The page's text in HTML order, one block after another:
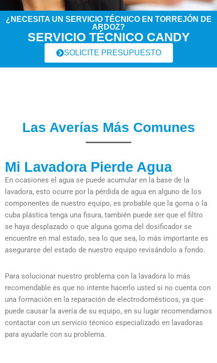
¿NECESITA UN SERVICIO TÉCNICO EN TORREJÓN DE
ARDOZ?
SERVICIO TÉCNICO CANDY
SOLICITE PRESUPUESTO
Las Averías Más Comunes
Mi Lavadora Pierde Agua
En ocasiones el agua se puede acumular en la base de la
lavadora, esto ocurre por la pérdida de agua en alguno de los
componentes de nuestro equipo, es probable que la goma o la
cuba plástica tenga una fisura, también puede ser que el filtro
se haya desplazado o que alguna goma del dosificador se
encuentre en mal estado, sea lo que sea, lo más importante es
asegurarse del estado de nuestro equipo revisándolo a fondo.
Para solucionar nuestro problema con la lavadora lo más
recomendable es que no intente hacerlo usted si no cuenta con
una formación en la reparación de electrodomésticos, ya que
puede causar la avería de su equipo, en su lugar recomendamos
contactar con un servicio técnico especializado en lavadoras
para ayudarle con su problema.